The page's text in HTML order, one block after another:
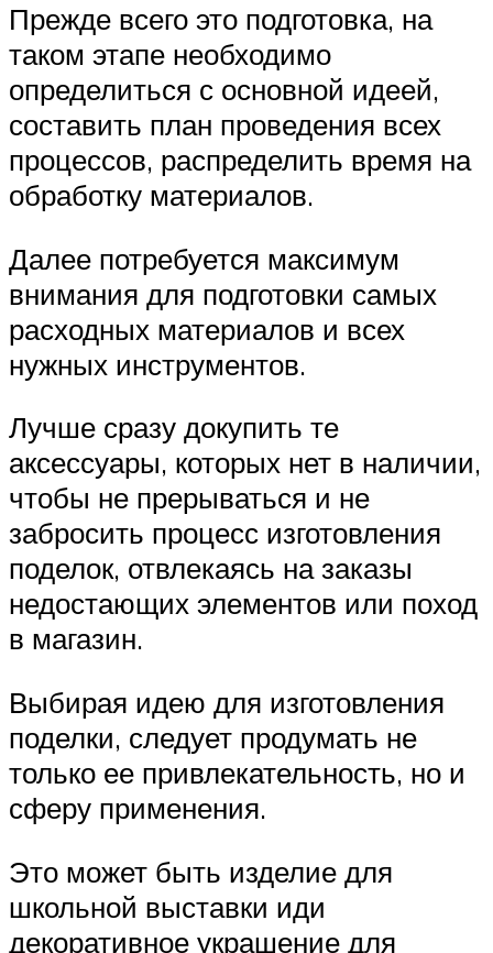
Прежде всего это подготовка, на
таком этапе необходимо
определиться с основной идеей,
составить план проведения всех
процессов, распределить время на
обработку материалов.
Далее потребуется максимум
внимания для подготовки самых
расходных материалов и всех
нужных инструментов.
Лучше сразу докупить те
аксессуары, которых нет в наличии,
чтобы не прерываться и не
забросить процесс изготовления
поделок, отвлекаясь на заказы
недостающих элементов или поход
в магазин.
Выбирая идею для изготовления
поделки, следует продумать не
только ее привлекательность, но и
сферу применения.
Это может быть изделие для
школьной выставки иди
декоративное украшение для